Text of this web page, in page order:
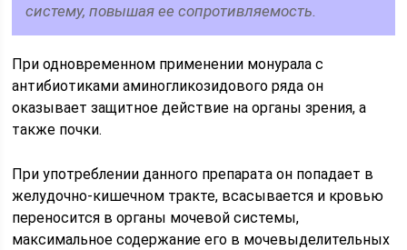
систему, повышая ее сопротивляемость.
При одновременном применении монурала с
антибиотиками аминогликозидового ряда он
оказывает защитное действие на органы зрения, а
также почки.
При употреблении данного препарата он попадает в
желудочно-кишечном тракте, всасывается и кровью
переносится в органы мочевой системы,
максимальное содержание его в мочевыделительных